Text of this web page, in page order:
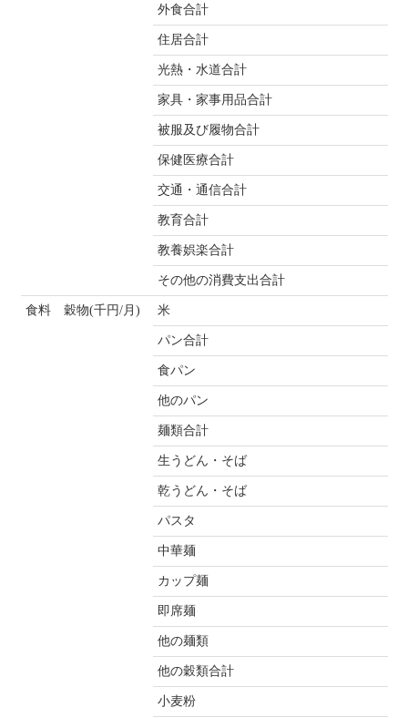
外食合計
住居合計
光熱・水道合計
家具・家事用品合計
被服及び履物合計
保健医療合計
交通・通信合計
教育合計
教養娯楽合計
その他の消費支出合計
食料 穀物(千円/月) 米
パン合計
食パン
他のパン
麺類合計
生うどん・そば
乾うどん・そば
パスタ
中華麺
カップ麺
即席麺
他の麺類
他の穀類合計
小麦粉